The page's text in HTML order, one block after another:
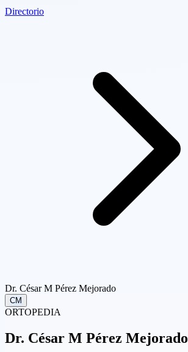
Directorio
Dr. César M Pérez Mejorado
CM
ORTOPEDIA
Dr. César M Pérez Mejorado